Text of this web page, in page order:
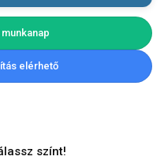
elérhető
színt!